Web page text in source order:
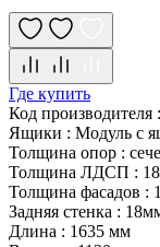
Где купить
Код производителя :
Ящики : Модуль с
Толщина опор :
Толщина ЛДСП :
Толщина фасадов :
Задняя стенка :
Длина : 1635 мм